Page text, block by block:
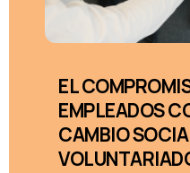
EL
EMPLEADOS
CAMBIO